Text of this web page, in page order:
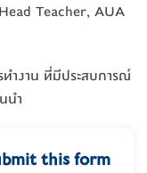
Teacher, AUA
ำงาน ที่มีประสบการณ์
นำ
this form